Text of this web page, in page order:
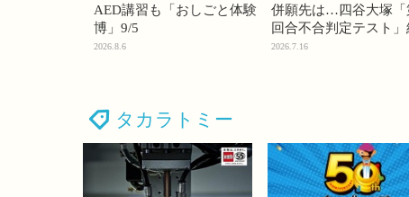
AED講習も「おしごと体験
博」9/5
2026.8.6
併願先は…四谷大塚「
回合不合判定テスト
2026.7.16
タカラトミー